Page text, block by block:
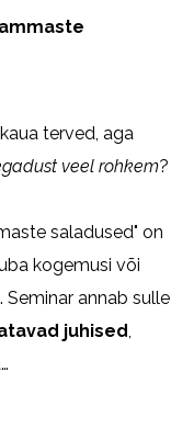
terved, aga
veel rohkem?
saladused" on
kogemusi või
annab sulle
juhised,